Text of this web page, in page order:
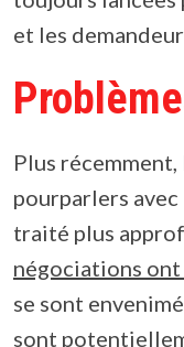
et les
Plus récemment,
pourparlers avec
traité plus
négociations ont
se sont
sont